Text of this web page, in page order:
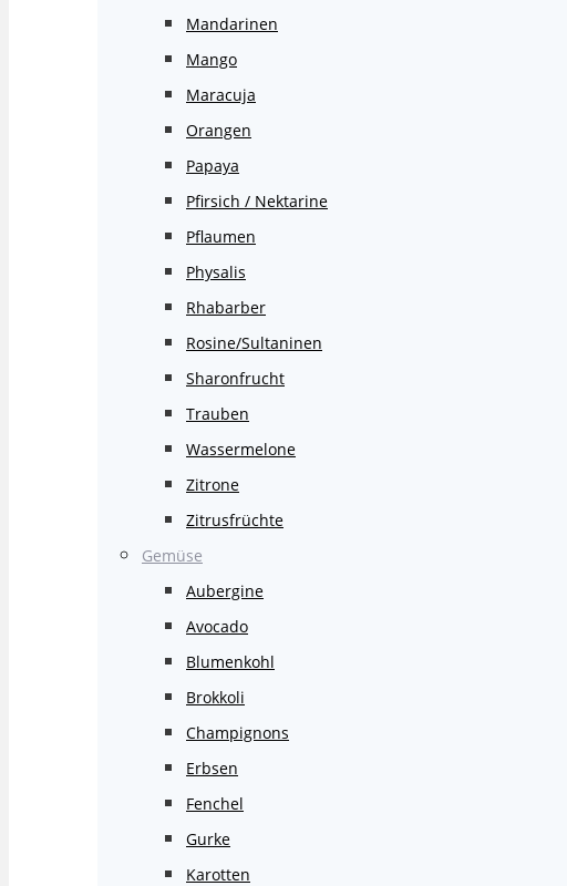
Mandarinen
Mango
Maracuja
Orangen
Papaya
Pfirsich / Nektarine
Pflaumen
Physalis
Rhabarber
Rosine/Sultaninen
Sharonfrucht
Trauben
Wassermelone
Zitrone
Zitrusfrüchte
Gemüse
Aubergine
Avocado
Blumenkohl
Brokkoli
Champignons
Erbsen
Fenchel
Gurke
Karotten